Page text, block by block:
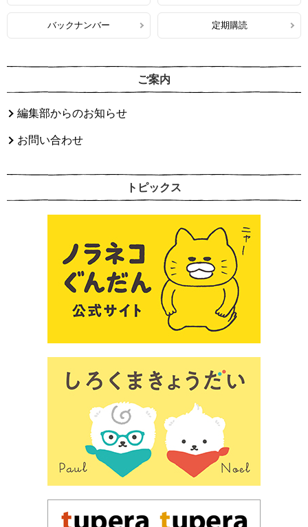
バックナンバー 定期購読
ご案内
編集部からのお知らせ
お問い合わせ
トピックス